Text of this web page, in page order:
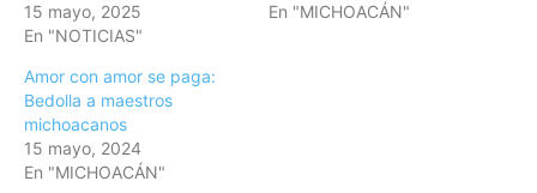
15 mayo, 2025
En "NOTICIAS"
En "MICHOACÁN"
Amor con amor se paga:
Bedolla a maestros
michoacanos
15 mayo, 2024
En "MICHOACÁN"